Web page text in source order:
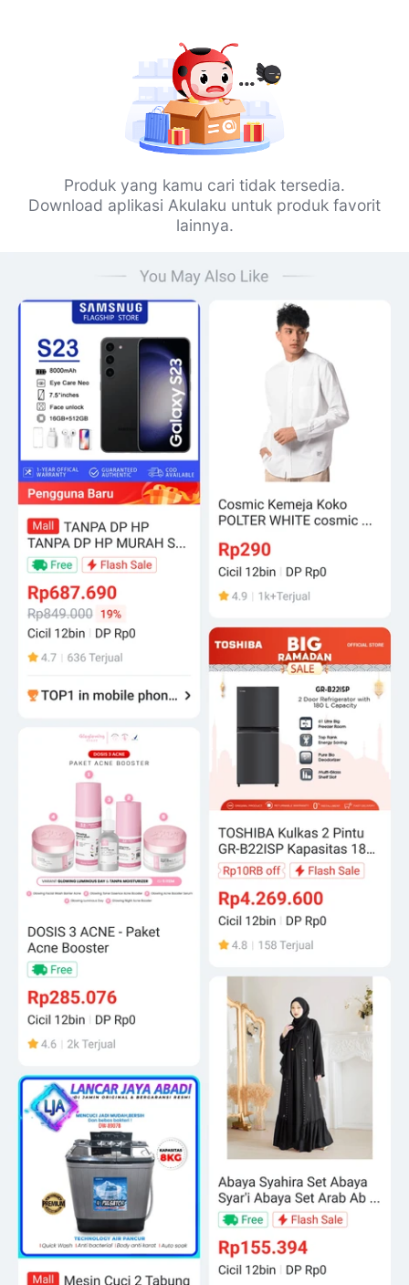
Produk yang kamu cari tidak tersedia.
Download aplikasi Akulaku untuk produk favorit
lainnya.